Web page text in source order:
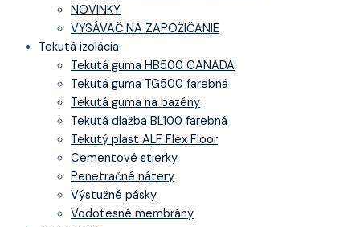
NOVINKY
VYSÁVAČ NA ZAPOŽIČANIE
Tekutá izolácia
Tekutá guma HB500 CANADA
Tekutá guma TG500 farebná
Tekutá guma na bazény
Tekutá dlažba BL100 farebná
Tekutý plast ALF Flex Floor
Cementové stierky
Penetračné nátery
Výstužné pásky
Vodotesné membrány